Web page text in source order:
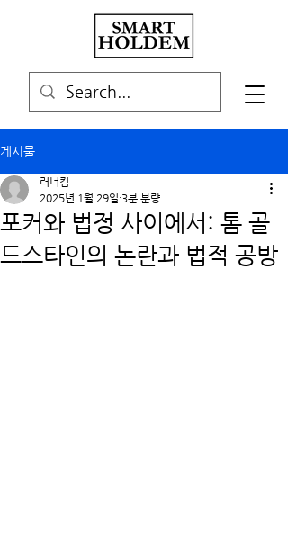
게시물
포커와 법정 사이에서: 톰 골
드스타인의 논란과 법적 공방
러너킴
2025년 1월 29일 3분 분량